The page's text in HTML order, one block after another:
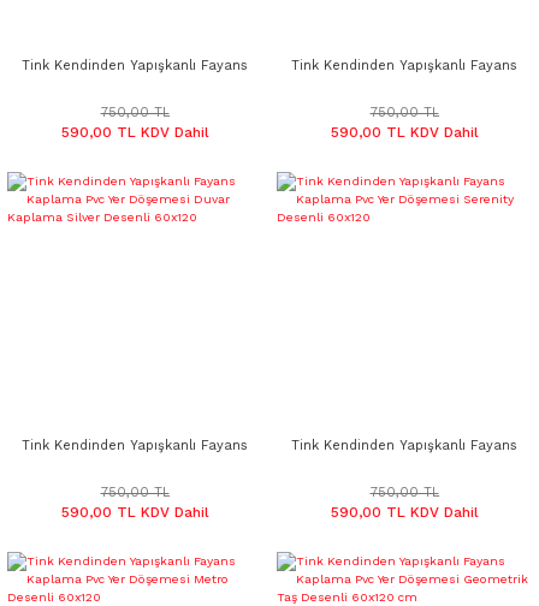
Tink Kendinden Yapışkanlı Fayans
Yuvarlak Retro Desenli 60x120
750,00 TL
590,00 TL KDV Dahil
Tink Kendinden Yapışkanlı Fayans
Fas Desenli 60x120
750,00 TL
590,00 TL KDV Dahil
Tink Kendinden Yapışkanlı Fayans
Kaplama Silver Desenli 60x120
750,00 TL
590,00 TL KDV Dahil
Tink Kendinden Yapışkanlı Fayans
Serenity Desenli 60x120
750,00 TL
590,00 TL KDV Dahil